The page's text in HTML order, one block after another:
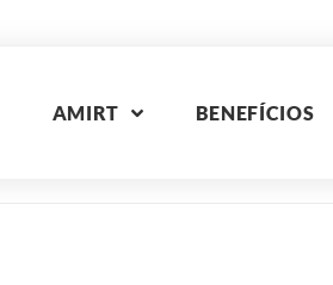
AMIRT BENEFÍCIOS